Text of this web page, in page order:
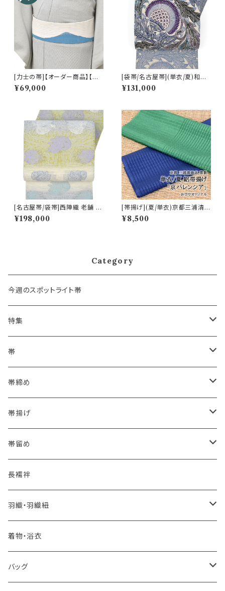
[力士の帯]【オーダー商品】【刺
繍の名入れオプション有】西陣
織 老舗機屋 謹製 京友禅切り絵
mlb) ※お届けまで２ヶ月前後
¥69,000
[袋帯/名古屋帯](単衣/夏)和染
紅型 栗山吉三郎 謹製 アザミ
本麻 日本製(商品番号:22389)
¥131,000
[名古屋帯/袋帯]西陣織 老舗 京
藝 謹製 ヴィクトリア・デザイン
天然石糸 子猫鍵しっぽ 九寸帯
¥198,000
[帯揚げ](夏/単衣)京都三浦清商
店 謹製『京バレンシア』正絹 日
本製(商品番号:17573)
¥8,500
Category
今週のスポットライト帯
特集
浴衣にも！夏の帯揚げ
海のいろ ～sea-green～
格ある夏の名古屋帯（都の絽綴れ）
おとなの浴衣(有松 鳴海絞り)
自宅で洗える！本麻長襦袢
憧れの高級カジュアル帯
河合美術織物 訪問着に合わせる袋帯
訪問着に合わせるフォーマル帯
帯
- 博多帯
夏・単衣用(夏帯)
- 西陣織
夏・単衣用(夏帯)
- 紬帯・自然布
- 琉球帯
- 染め帯
- 袋帯・洒落袋帯
- 名古屋帯
帯締め
- おびやオリジナル
- 細平唐組 (7mmスリム帯締め)
- 田中節子
帯揚げ
- おびやオリジナル
- 京都 三浦清商店
- 大津工房 荒尾ちどり
帯留め
-おびやオリジナル
長襦袢
羽織・羽織紐
-おびやオリジナル
着物・浴衣
バッグ